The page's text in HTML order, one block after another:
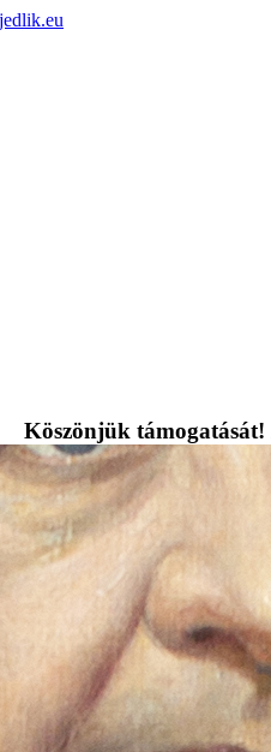
Köszönjük támogatását!